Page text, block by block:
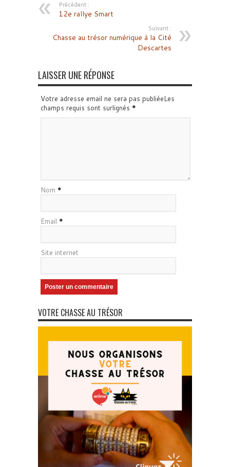
Précédent :
12e rallye Smart
Suivant :
Chasse au trésor numérique à la Cité
Descartes
LAISSER UNE RÉPONSE
Votre adresse email ne sera pas publiéeLes
champs requis sont surlignés *
Nom *
Email *
Site internet
VOTRE CHASSE AU TRÉSOR